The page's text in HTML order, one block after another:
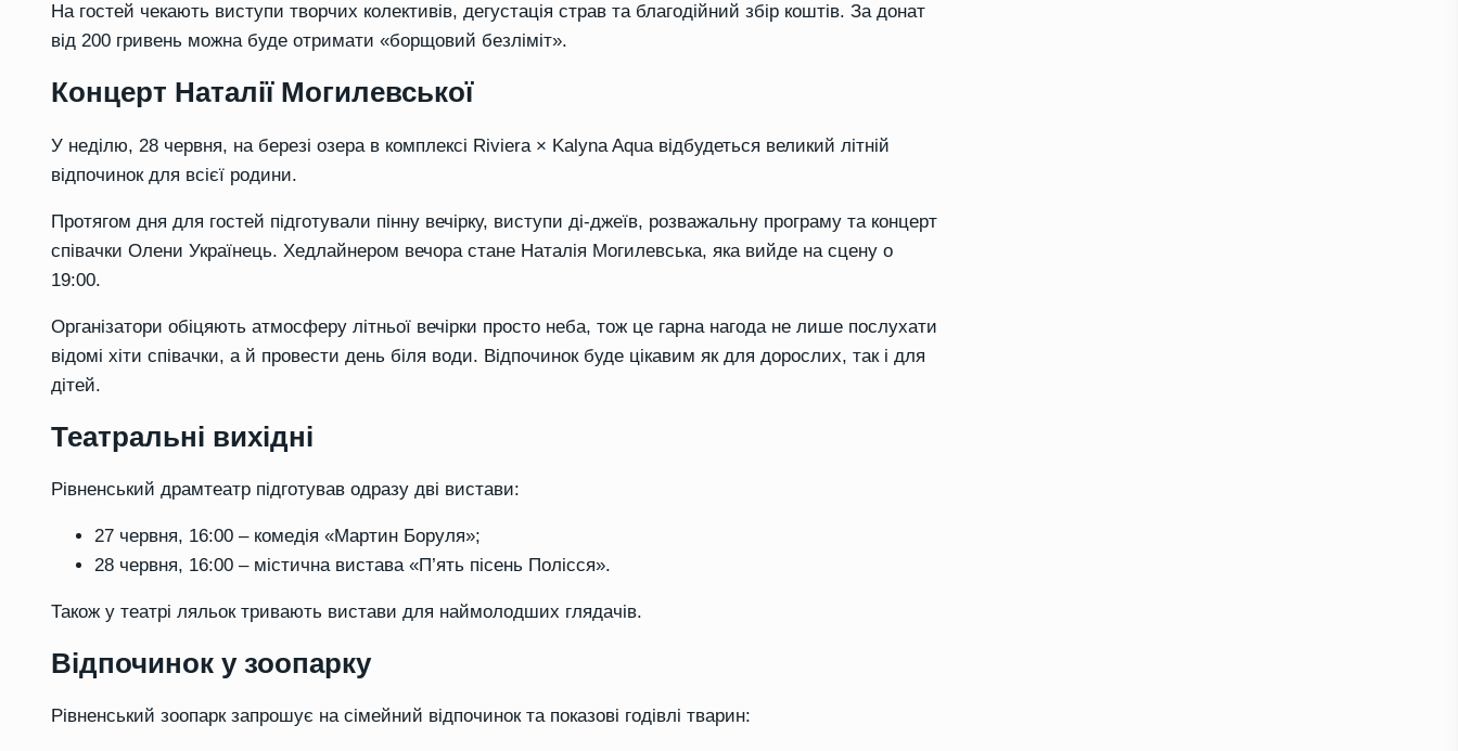
На гостей чекають виступи творчих колективів, дегустація страв та благодійний збір коштів. За донат
від 200 гривень можна буде отримати «борщовий безліміт».
Концерт Наталії Могилевської
У неділю, 28 червня, на березі озера в комплексі Riviera × Kalyna Aqua відбудеться великий літній
відпочинок для всієї родини.
Протягом дня для гостей підготували пінну вечірку, виступи ді-джеїв, розважальну програму та концерт
співачки Олени Українець. Хедлайнером вечора стане Наталія Могилевська, яка вийде на сцену о
19:00.
Організатори обіцяють атмосферу літньої вечірки просто неба, тож це гарна нагода не лише послухати
відомі хіти співачки, а й провести день біля води. Відпочинок буде цікавим як для дорослих, так і для
дітей.
Театральні вихідні
Рівненський драмтеатр підготував одразу дві вистави:
27 червня, 16:00 – комедія «Мартин Боруля»;
28 червня, 16:00 – містична вистава «П’ять пісень Полісся».
Також у театрі ляльок тривають вистави для наймолодших глядачів.
Відпочинок у зоопарку
Рівненський зоопарк запрошує на сімейний відпочинок та показові годівлі тварин: